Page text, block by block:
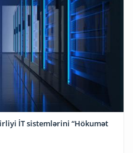
İT sistemlərini “Hökumət